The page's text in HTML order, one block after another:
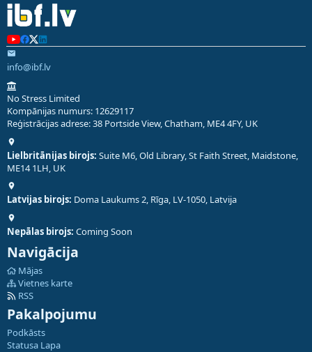
info@ibf.lv
No Stress Limited
Kompānijas numurs: 12629117
Reģistrācijas adrese: 38 Portside View, Chatham, ME4 4FY, UK
Lielbritānijas birojs: Suite M6, Old Library, St Faith Street, Maidstone,
ME14 1LH, UK
Latvijas birojs: Doma Laukums 2, Rīga, LV-1050, Latvija
Nepālas birojs: Coming Soon
Navigācija
Mājas
Vietnes karte
RSS
Pakalpojumu
Podkāsts
Statusa Lapa